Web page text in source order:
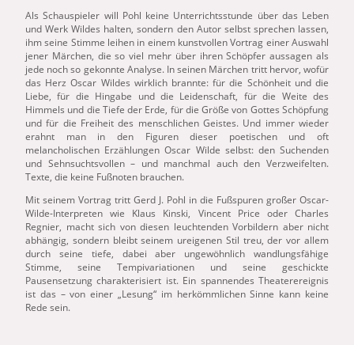
Als Schauspieler will Pohl keine Unterrichtsstunde über das Leben
und Werk Wildes halten, sondern den Autor selbst sprechen lassen,
ihm seine Stimme leihen in einem kunstvollen Vortrag einer Auswahl
jener Märchen, die so viel mehr über ihren Schöpfer aussagen als
jede noch so gekonnte Analyse. In seinen Märchen tritt hervor, wofür
das Herz Oscar Wildes wirklich brannte: fürdie Schönheit und die
Liebe, für die Hingabe und die Leidenschaft, fürdie Weite des
Himmels und die Tiefe der Erde, fürdie Größe von Gottes Schöpfung
und für die Freiheit des menschlichen Geistes. Und immer wieder
erahnt man in den Figurendieser poetischen und oft
melancholischen Erzählungen Oscar Wilde selbst: den Suchenden
und Sehnsuchtsvollen – undmanchmal auch den Verzweifelten.
Texte, die keine Fußnoten brauchen.
Mit seinem Vortrag tritt Gerd J. Pohl in die Fußspuren großer Oscar-
Wilde-Interpreten wie Klaus Kinski, Vincent Price oder Charles
Regnier, macht sich von diesen leuchtenden Vorbildern aber nicht
abhängig, sondern bleibt seinem ureigenen Stil treu, der vor allem
durch seine tiefe, dabei aber ungewöhnlich wandlungsfähige
Stimme, seine Tempivariationen und seine geschickte
Pausensetzung charakterisiert ist. Ein spannendes Theaterereignis
ist das – von einer „Lesung“ im herkömmlichen Sinne kann keine
Rede sein.